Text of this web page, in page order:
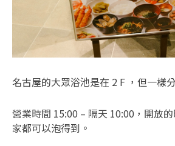
名古屋的大眾浴池是在 2 F ，但一樣
營業時間 15:00 – 隔天 10:00，開放
家都可以泡得到。